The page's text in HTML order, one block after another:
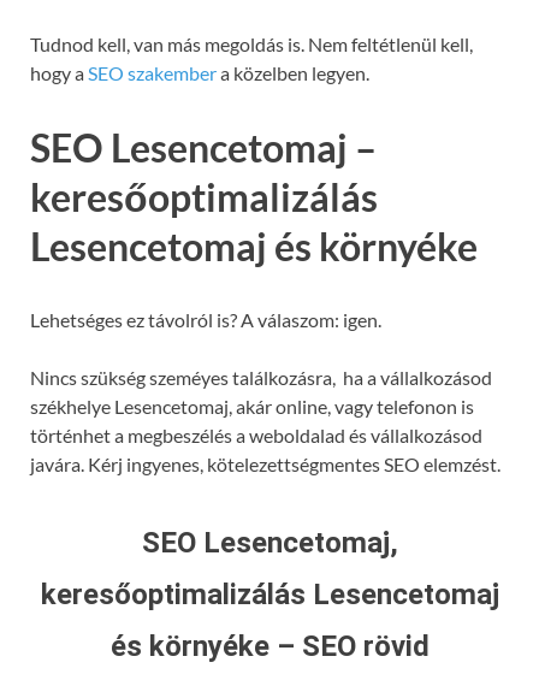
Tudnod kell, van más megoldás is. Nem feltétlenül kell,
hogy aSEO szakembera közelben legyen.
SEO Lesencetomaj –
keresőoptimalizálás
Lesencetomaj és környéke
Lehetséges ez távolról is? A válaszom: igen.
Nincs szükség szeméyes találkozásra, ha a vállalkozásod
székhelye Lesencetomaj, akár online, vagy telefonon is
történhet a megbeszélés a weboldalad és vállalkozásod
javára. Kérj ingyenes, kötelezettségmentes SEO elemzést.
SEO Lesencetomaj,
keresőoptimalizálás Lesencetomaj
és környéke – SEO rövid